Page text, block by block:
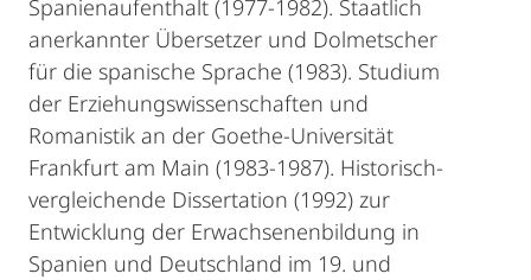
Spanienaufenthalt (1977-1982). Staatlich
anerkannter Übersetzer und Dolmetscher
für die spanische Sprache (1983). Studium
der Erziehungswissenschaften und
Romanistik an der Goethe-Universität
Frankfurt am Main (1983-1987). Historisch-
vergleichende Dissertation (1992) zur
Entwicklung der Erwachsenenbildung in
Spanien und Deutschland im 19. und